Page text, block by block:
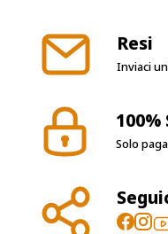
Resi
Inviaci
100%
Solo